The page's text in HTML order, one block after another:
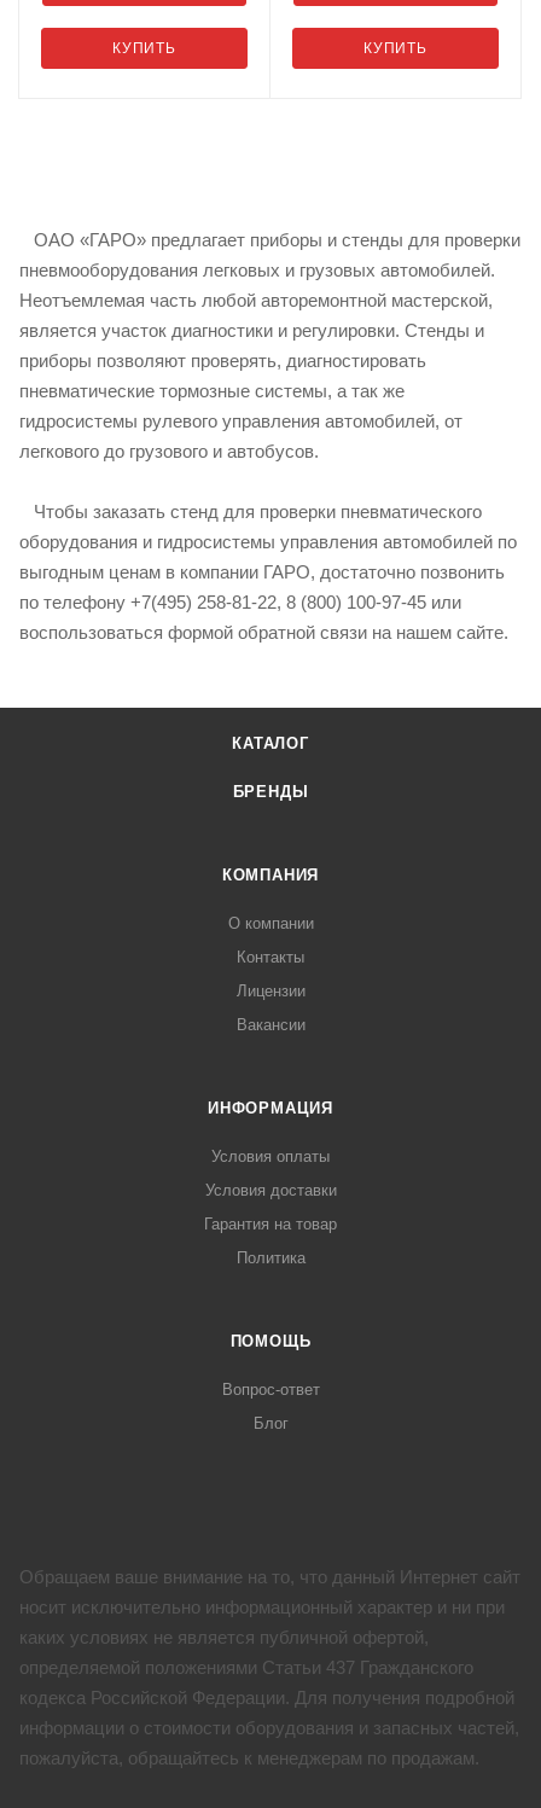
КУПИТЬ КУПИТЬ
ОАО «ГАРО» предлагает приборы и стенды для проверки
пневмооборудования легковых и грузовых автомобилей.
Неотъемлемая часть любой авторемонтной мастерской,
является участок диагностики и регулировки. Стенды и
приборы позволяют проверять, диагностировать
пневматические тормозные системы, а так же
гидросистемы рулевого управления автомобилей, от
легкового до грузового и автобусов.
Чтобы заказать стенд для проверки пневматического
оборудования и гидросистемы управления автомобилей по
выгодным ценам в компании ГАРО, достаточно позвонить
по телефону +7(495) 258-81-22, 8 (800) 100-97-45 или
воспользоваться формой обратной связи на нашем сайте.
КАТАЛОГ
БРЕНДЫ
КОМПАНИЯ
О компании
Контакты
Лицензии
Вакансии
ИНФОРМАЦИЯ
Условия оплаты
Условия доставки
Гарантия на товар
Политика
ПОМОЩЬ
Вопрос-ответ
Блог
Обращаем ваше внимание на то, что данный Интернет сайт
носит исключительно информационный характер и ни при
каких условиях не является публичной офертой,
определяемой положениями Статьи 437 Гражданского
кодекса Российской Федерации. Для получения подробной
информации о стоимости оборудования и запасных частей,
пожалуйста, обращайтесь к менеджерам по продажам.